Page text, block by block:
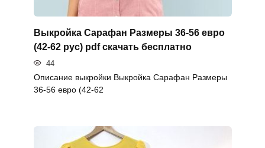
Выкройка Сарафан Размеры 36-56 евро
(42-62 рус) pdf скачать бесплатно
44
Описание выкройки Выкройка Сарафан Размеры
36-56 евро (42-62